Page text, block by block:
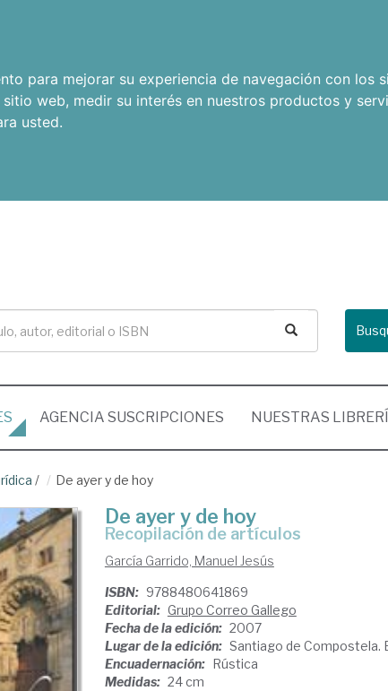
para mejorar su experiencia de navegación con los
sitio web, medir su interés en nuestros productos y
usted.
AGENCIA SUSCRIPCIONES NUESTRAS
/ De ayer y de hoy
De ayer y de hoy
recopilación de artículos
García Garrido, Manuel Jesús
ISBN: 9788480641869
Editorial: Grupo Correo Gallego
Fecha de la edición: 2007
Lugar de la edición: Santiago de Compostela.
Encuadernación: Rústica
Medidas: 24 cm